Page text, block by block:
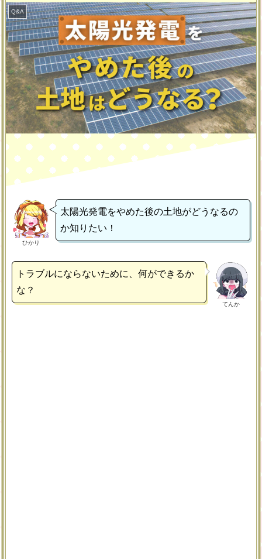
Q&A
ひかり
太陽光発電をやめた後の土地がどうなるの
か知りたい！
てんか
トラブルにならないために、何ができるか
な？